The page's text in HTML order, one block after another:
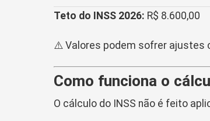
Teto do INSS 2026: R$ 8.600,00
⚠️ Valores podem sofrer ajustes
Como funciona o
O cálculo do INSS não é feito